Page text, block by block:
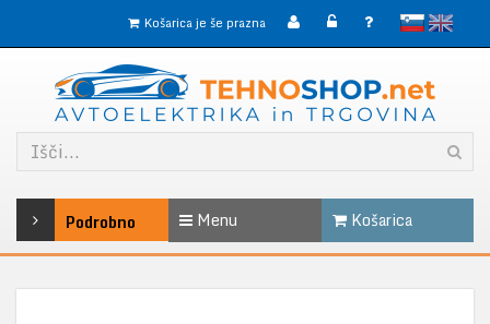
slovenskoEnglish
Košarica je še prazna
Podrobno Menu Košarica